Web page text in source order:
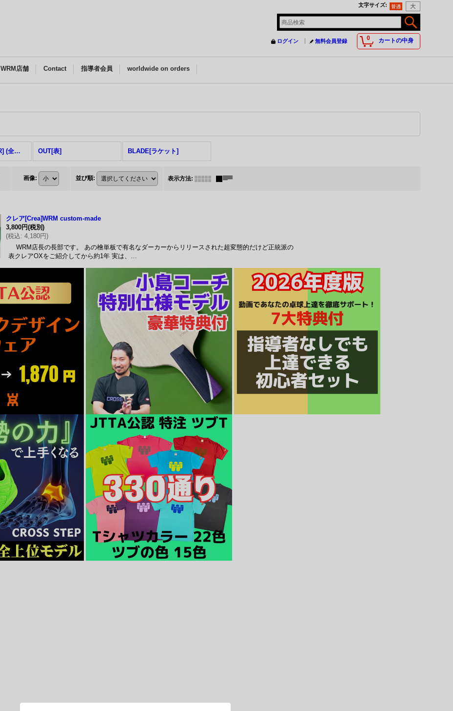
文字サイズ:
0 カートの中身
ログイン 無料会員登録
WRM店舗 Contact 指導者会員 worldwide on orders
ダーカー[DARKER] (全商品) OUT[表] BLADE[ラケット]
画像: 並び順: 表示方法:
クレア[Crea]WRM custom-made
3,800円(税別)
(税込: 4,180円)
WRM店長の長部です。 あの檜単板で有名なダーカーからリリースされた超変態的だけど正統派の
表クレアOXをご紹介してから約1年 実は、…